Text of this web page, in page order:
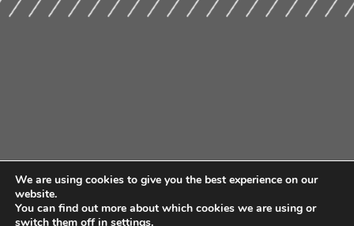
We are using cookies to give you the best experience on our
website.
You can find out more about which cookies we are using or
switch them off in settings.